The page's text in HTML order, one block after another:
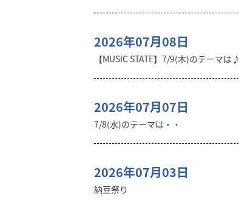
2026年07月08日
【MUSIC STATE】7/9(木)のテーマは♪
2026年07月07日
7/8(水)のテーマは・・
2026年07月03日
納豆祭り